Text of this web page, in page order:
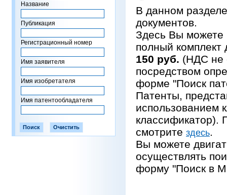
Название
Публикация
Регистрационный номер
Имя заявителя
Имя изобретателя
Имя патентообладателя
В данном
документов.
Здесь Вы можете
полный комплект
150 руб. (НДС не
посредством
форме "Поиск
Патенты,
использованием
классификатор).
смотрите здесь.
Вы можете
осуществлять
форму "Поиск в